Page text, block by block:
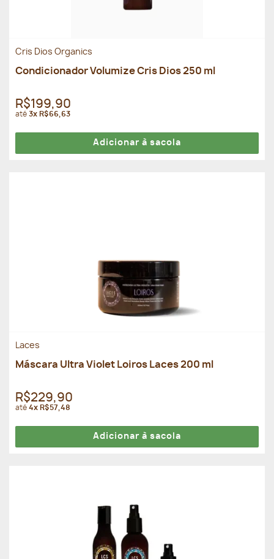
Cris Dios Organics
Condicionador Volumize Cris Dios 250 ml
R$199,90
até3x R$66,63
Adicionar à sacola
Laces
Máscara Ultra Violet Loiros Laces 200 ml
R$229,90
até4x R$57,48
Adicionar à sacola